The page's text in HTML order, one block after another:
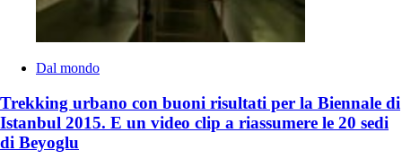
Dal mondo
Trekking urbano con buoni risultati per la Biennale di
Istanbul 2015. E un video clip a riassumere le 20 sedi
di Beyoglu